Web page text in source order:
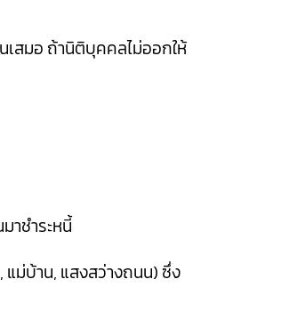
สมอ ถ้านิติบุคคลไม่ออกให้
าชำระหนี้
แม่บ้าน, แสงสว่างถนน) ซึ่ง